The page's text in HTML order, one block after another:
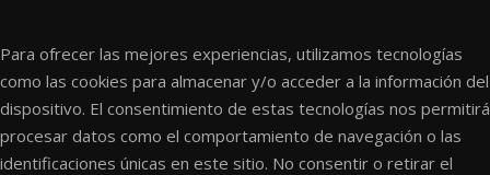
Para ofrecer las mejores experiencias, utilizamos tecnologías
como las cookies para almacenar y/o acceder a la información del
dispositivo. El consentimiento de estas tecnologías nos permitirá
procesar datos como el comportamiento de navegación o las
identificaciones únicas en este sitio. No consentir o retirar el